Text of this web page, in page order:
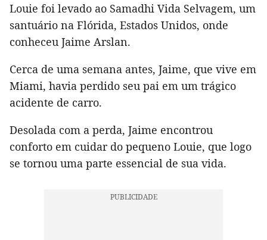
Louie foi levado ao Samadhi Vida Selvagem, um
santuário na Flórida, Estados Unidos, onde
conheceu Jaime Arslan.
Cerca de uma semana antes, Jaime, que vive em
Miami, havia perdido seu pai em um trágico
acidente de carro.
Desolada com a perda, Jaime encontrou
conforto em cuidar do pequeno Louie, que logo
se tornou uma parte essencial de sua vida.